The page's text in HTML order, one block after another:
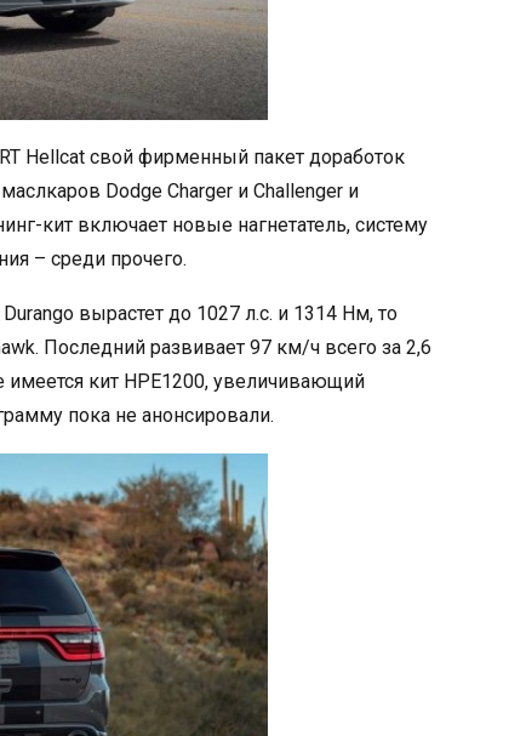
Hellcat свой фирменный пакет доработок
Dodge Charger и Challenger и
кит включает новые нагнетатель, систему
– среди прочего.
вырастет до 1027 л.с. и 1314 Нм, то
Последний развивает 97 км/ч всего за 2,6
кит HPE1200, увеличивающий
пока не анонсировали.